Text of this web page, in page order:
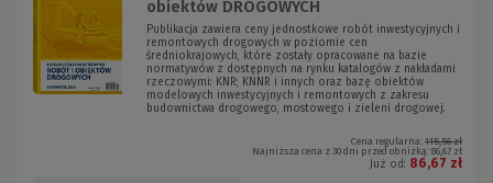
obiektów DROGOWYCH
Publikacja zawiera ceny jednostkowe robót inwestycyjnych i
remontowych drogowych w poziomie cen
średniokrajowych, które zostały opracowane na bazie
normatywów z dostępnych na rynku katalogów z nakładami
rzeczowymi: KNR; KNNR i innych oraz bazę obiektów
modelowych inwestycyjnych i remontowych z zakresu
budownictwa drogowego, mostowego i zieleni drogowej.
Cena regularna: 115,56 zł
Najniższa cena z 30 dni przed obniżką: 86,67 zł
Już od: 86,67 zł